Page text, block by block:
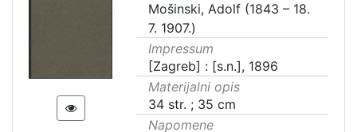
Mošinski, Adolf (1843 – 18.
7. 1907.)
Impressum
[Zagreb] : [s.n.], 1896
Materijalni opis
34 str. ; 35 cm
Napomene